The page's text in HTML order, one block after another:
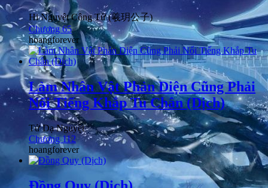
Hi Nguyệt Công Tử (羲玥公子)
Chương 65
hoangforever
Làm Nhân Vật Phản Diện Cũng Phải
Nổi Tiếng Khắp Tu Chân (Dịch)
Tử Dạ Nguyệt
Chương 112
hoangforever